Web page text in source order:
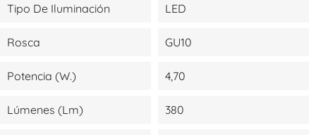
Tipo De Iluminación LED
Rosca GU10
Potencia (W.) 4,70
Lúmenes (lm) 380